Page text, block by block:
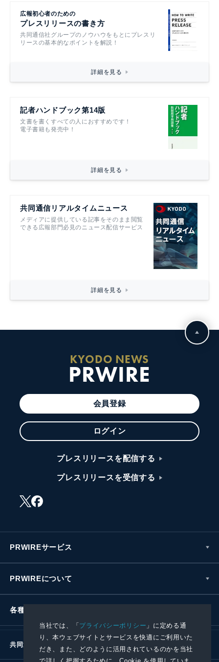
当社では、「プライバシーポリシー 」に定める通
り、本ウェブサイトとサービスを快適にご利用いた
だき、また、どのように活用されているのかを当社
広報初心者のための
プレスリリースの書き方
共同通信社グループのノウハウをもとにプレスリ
リースの基本的なポイントを解説！
詳細を見る
記者ハンドブック第14版
文書を書くすべての人におすすめです！
電子書籍も発売中！
詳細を見る
共同通信リアルタイムニュース
メディアに提供している記事をそのまま閲覧
できる広報部門必見のニュース配信サービス
詳細を見る
KYODO NEWS
PRWIRE
会員登録
ログイン
プレスリリースを配信する
プレスリリースを受信する
PRWIREサービス
PRWIREについて
各種お問い合わせ
共同通信社グループ